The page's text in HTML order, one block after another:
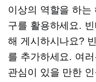
이상의 역할을 하는
구를 활용하세요.
해 게시하시나요?
를 추가하세요. 여
관심이 있을 만한